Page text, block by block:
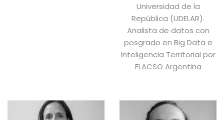
Universidad de la
República (UDELAR).
Analista de datos con
posgrado en Big Data e
Inteligencia Territorial por
FLACSO Argentina